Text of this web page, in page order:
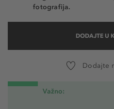
fotografija.
DODAJTE U
Dodajte
Važno: